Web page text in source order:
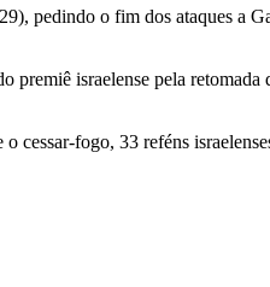
pedindo o fim dos ataques a
israelense pela retomada
cessar-fogo, 33 reféns